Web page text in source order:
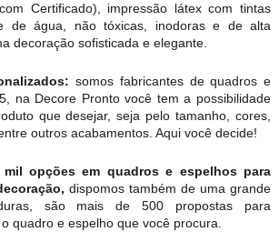
Certificado), impressão látex com tintas
de água, não tóxicas, inodoras e de alta
decoração sofisticada e elegante.
somos fabricantes de quadros e
na Decore Pronto você tem a possibilidade
que desejar, seja pelo tamanho, cores,
outros acabamentos. Aqui você decide!
opções em quadros e espelhos para
dispomos também de uma grande
são mais de 500 propostas para
quadro e espelho que você procura.